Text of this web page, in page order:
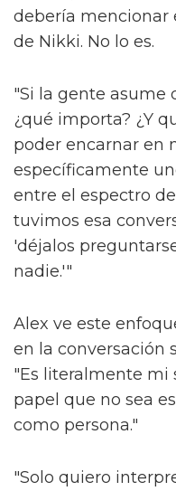
debería mencionar
de Nikki. No lo es.
"Si la gente asume
¿qué importa? ¿Y
poder encarnar en
específicamente
entre el espectro
tuvimos esa
'déjalos
nadie.'"
Alex ve este
en la conversación
"Es literalmente mi
papel que no sea
como persona."
"Solo quiero